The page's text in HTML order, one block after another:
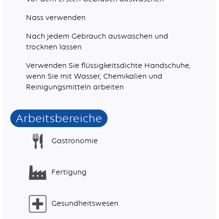
Nass verwenden
Nach jedem Gebrauch auswaschen und
trocknen lassen
Verwenden Sie flüssigkeitsdichte Handschuhe,
wenn Sie mit Wasser, Chemikalien und
Reinigungsmitteln arbeiten
Arbeitsbereiche
Gastronomie
Fertigung
Gesundheitswesen